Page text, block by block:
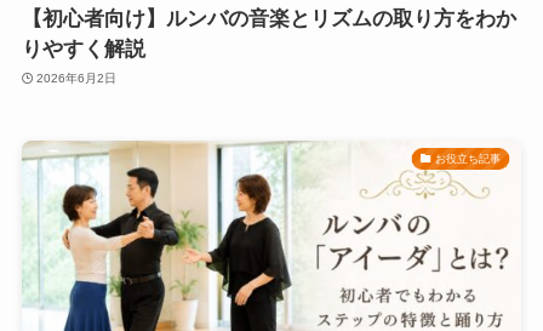
【初心者向け】ルンバの音楽とリズムの取り方をわか
りやすく解説
2026年6月2日
お役立ち記事